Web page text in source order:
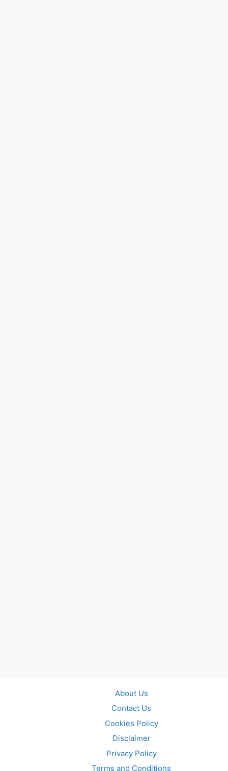
About Us
Contact Us
Cookies Policy
Disclaimer
Privacy Policy
Terms and Conditions